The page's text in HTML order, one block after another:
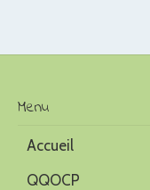
Menu
Accueil
QQOCP